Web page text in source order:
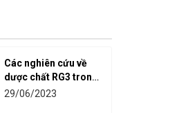
Các nghiên cứu về
dược chất RG3 trong
hỗ trợ điều trị ung
29/06/2023